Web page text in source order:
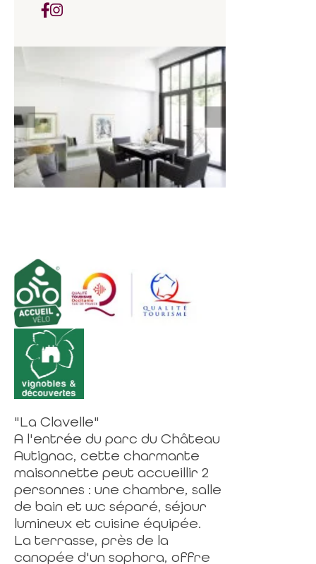
"La Clavelle"
A l'entrée du parc du Château
Autignac, cette charmante
maisonnette peut accueillir 2
personnes : une chambre, salle
de bain et wc séparé, séjour
lumineux et cuisine équipée.
La terrasse, près de la
canopée d'un sophora, offre